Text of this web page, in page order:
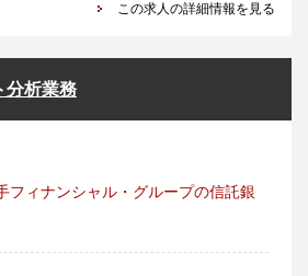
この求人の詳細情報を見る
分析業務
フィナンシャル・グループの信託銀